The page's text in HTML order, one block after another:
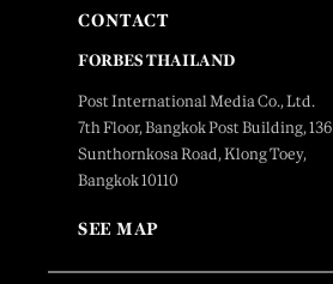
CONTACT
FORBES THAILAND
Post International Media Co., Ltd.
7th Floor, Bangkok Post Building, 136
Sunthornkosa Road, Klong Toey,
Bangkok 10110
SEE MAP